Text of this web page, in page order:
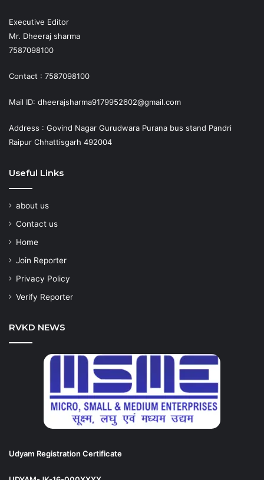
Executive Editor
Mr. Dheeraj sharma
7587098100
Contact : 7587098100
Mail ID: dheerajsharma9179952602@gmail.com
Address : Govind Nagar Gurudwara Purana bus stand Pandri
Raipur Chhattisgarh 492004
Useful Links
about us
Contact us
Home
Join Reporter
Privacy Policy
Verify Reporter
RVKD NEWS
Udyam Registration Certificate